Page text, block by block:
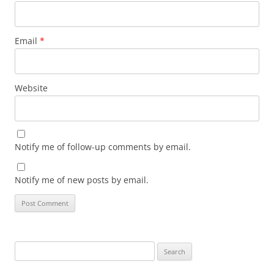
Email *
Website
Notify me of follow-up comments by email.
Notify me of new posts by email.
for: